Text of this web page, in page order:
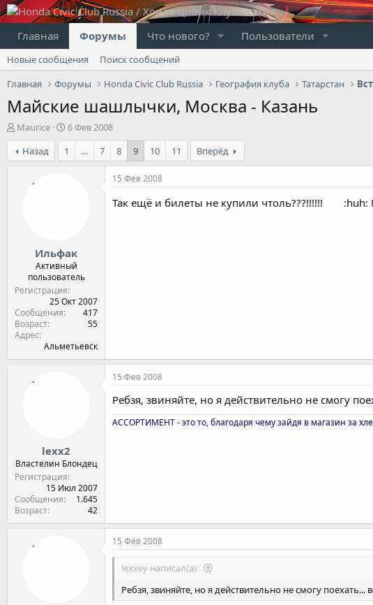
Главная Форумы Что нового? Пользователи
Новые сообщения
Поиск сообщений
Главная
Форумы Honda Civic Club Russia География клуба Татарстан
Майские шашлычки, Москва - Казань
А
в
т
о
Maurice
Д
а
т
а
6 Фев 2008
Назад
1 … 7 8 9 10 11 Вперёд
Ильфак
Активный
пользователь
Регистрация
25 Окт 2007
Сообщения
417
Возраст
55
Адрес
Альметьевск
15 Фев 2008
Так ещё и билеты не купили чтоль???!!!!!! :huh:
lexx2
Властелин Блондец
Регистрация
15 Июл 2007
Сообщения
1.645
Возраст
42
15 Фев 2008
Ребзя, звиняйте, но я действительно не смогу
АССОРТИМЕНТ - это то, благодаря чему зайдя в магазин за
15 Фев 2008
lexxey написал(а):
Ребзя, звиняйте, но я действительно не смогу поехать...